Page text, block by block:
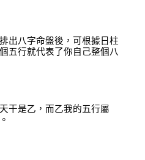
出八字命盤後 ， 可根據日柱
五行就代表了你自己整個八
干是乙 ， 而乙我的五行屬
。